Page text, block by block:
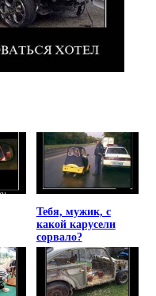
Тебя, мужик, с
какой карусели
сорвало?